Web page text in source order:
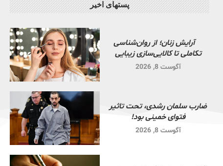
پستهای اخیر
آرایش زنان؛ از روان‌شناسی
تکاملی تا کالایی‌سازی زیبایی
آگوست 8, 2026
ضارب سلمان رشدی، تحت تاثیر
فتوای خمینی بود!
آگوست 8, 2026